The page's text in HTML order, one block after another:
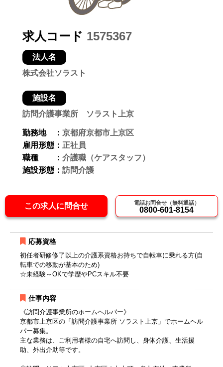
求人コード 1575367
法人名
株式会社ソラスト
施設名
訪問介護事業所 ソラスト上京
勤務地 ： 京都府京都市上京区
雇用形態： 正社員
職種 ： 介護職（ケアスタッフ）
施設形態： 訪問介護
この求人に問合せ 電話お問合せ（無料通話）
0800-601-8154
応募資格
初任者研修修了以上の介護系資格お持ちで自転車に乗れる方(自
転車での移動が基本のため)
☆未経験～OKで学歴やPCスキル不要
仕事内容
《訪問介護事業所のホームヘルパー》
京都市上京区の「訪問介護事業所 ソラスト上京」でホームヘル
パー募集。
主な業務は、ご利用者様の自宅へ訪問し、身体介護、生活援
助、外出介助等です。